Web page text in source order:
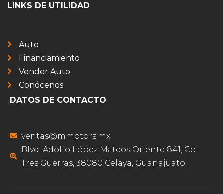
LINKS DE UTILIDAD
Auto
Financiamiento
Vender Auto
Conócenos
DATOS DE CONTACTO
ventas@mmotors.mx
Blvd. Adolfo López Mateos Oriente 841, Col.
Tres Guerras, 38080 Celaya, Guanajuato